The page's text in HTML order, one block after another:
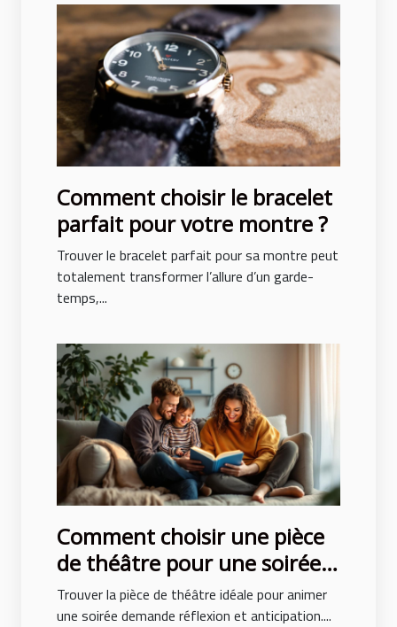
Comment choisir le bracelet
parfait pour votre montre ?
Trouver le bracelet parfait pour sa montre peut
totalement transformer l’allure d’un garde-
temps,...
Comment choisir une pièce
de théâtre pour une soirée
réussie ?
Trouver la pièce de théâtre idéale pour animer
une soirée demande réflexion et anticipation....